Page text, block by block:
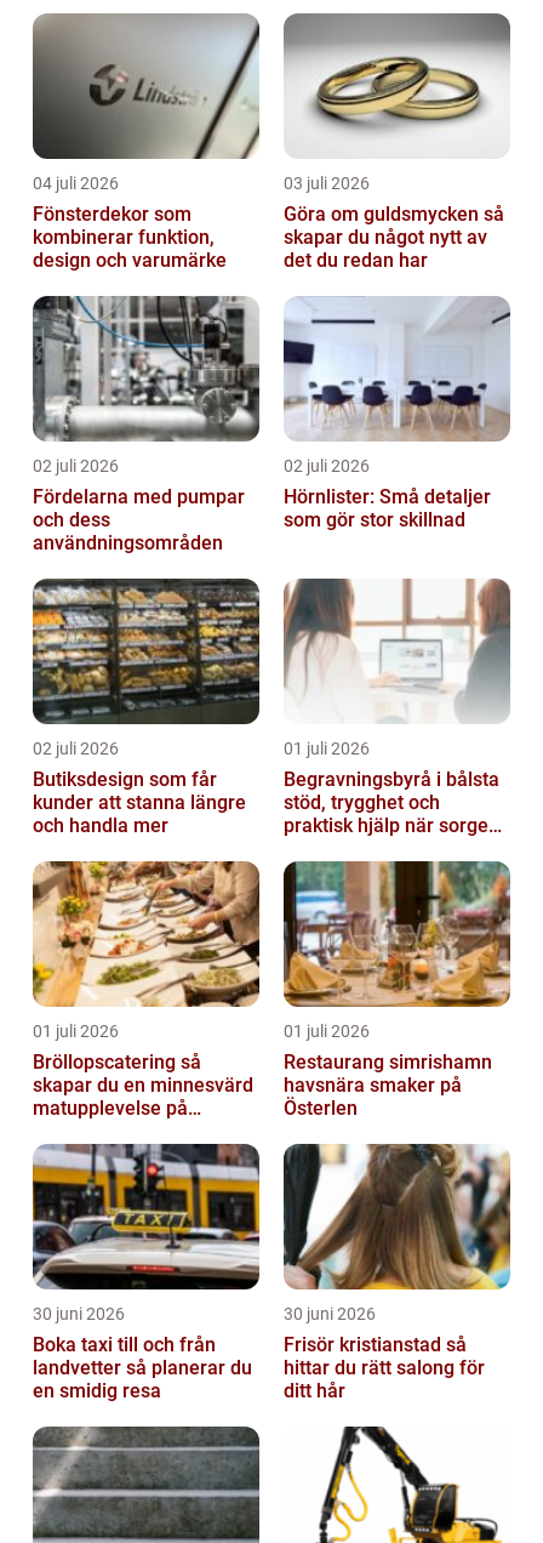
04 juli 2026
Fönsterdekor som
kombinerar funktion,
design och varumärke
03 juli 2026
Göra om guldsmycken så
skapar du något nytt av
det du redan har
02 juli 2026
Fördelarna med pumpar
och dess
användningsområden
02 juli 2026
Hörnlister: Små detaljer
som gör stor skillnad
02 juli 2026
Butiksdesign som får
kunder att stanna längre
och handla mer
01 juli 2026
Begravningsbyrå i bålsta
stöd, trygghet och
praktisk hjälp när sorgen
01 juli 2026
Bröllopscatering så
skapar du en minnesvärd
matupplevelse på
01 juli 2026
Restaurang simrishamn
havsnära smaker på
Österlen
30 juni 2026
Boka taxi till och från
landvetter så planerar du
en smidig resa
30 juni 2026
Frisör kristianstad så
hittar du rätt salong för
ditt hår